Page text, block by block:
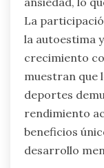
La
la autoestima
crecimiento
muestran que
deportes
rendimiento
beneficios
desarrollo